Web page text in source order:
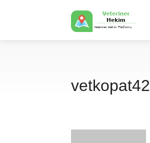
vetkopat42